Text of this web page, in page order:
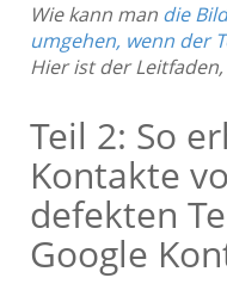
Wie kann man die
umgehen, wenn der
Hier ist der
Teil 2: So
Kontakte
defekten
Google